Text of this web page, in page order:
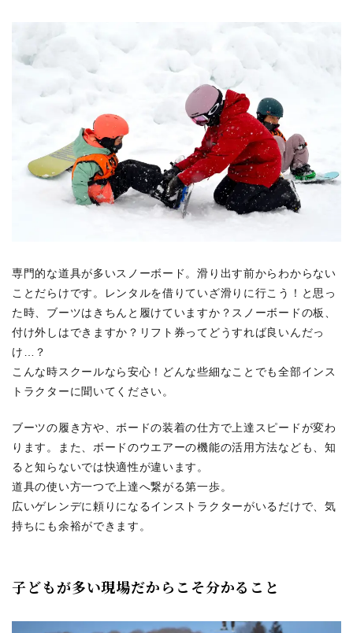
専門的な道具が多いスノーボード。滑り出す前からわからない
ことだらけです。レンタルを借りていざ滑りに行こう！と思っ
た時、ブーツはきちんと履けていますか？スノーボードの板、
付け外しはできますか？リフト券ってどうすれば良いんだっ
け…？
こんな時スクールなら安心！どんな些細なことでも全部インス
トラクターに聞いてください。
ブーツの履き方や、ボードの装着の仕方で上達スピードが変わ
ります。また、ボードのウエアーの機能の活用方法なども、知
ると知らないでは快適性が違います。
道具の使い方一つで上達へ繋がる第一歩。
広いゲレンデに頼りになるインストラクターがいるだけで、気
持ちにも余裕ができます。
子どもが多い現場だからこそ分かること